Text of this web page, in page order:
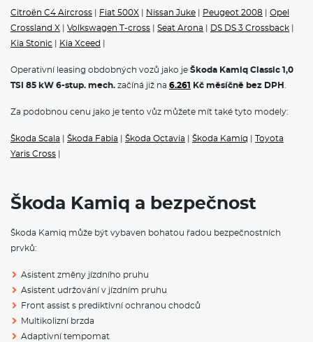
Povinné ručení
Havarijní pojištění se spoluúčastí 10%
ŠKODA KAMIQ - ČESKÝ CROSSOVER
Škoda Kamiqto je první crossover ŠKODA.Škoda Kamiq je
c
hytrá kombinace SUV a praktického městského vozu. Nyní k
Rozměry
Šířka 1793mm
Rozvor
Objem kufru
Hmotnost 1214- 1825 Kg
Citroën C4 Aircross Fiat 500X Nissan Juke Peugeot 2008
Opel
Crossland X
Volkswagen T-cross Seat Arona DS DS 3 Crossback
Kia Stonic
Kia Xceed
Operativní leasing obdobných vozů jako je Škoda Kamiq Classic 1,0
TSI 85 kW 6-stup. mech. začíná již na 6.261 Kč měsíčně bez DPH
Za podobnou cenu jako je tento vůz můžete mít také tyto modely:
Škoda Scala Škoda Fabia Škoda Octavia Škoda Kamiq
Toyota
Yaris Cross
Škoda Kamiq a bezpečnost
Škoda Kamiq může být vybaven bohatou řadou bezpečnostních
prvků:
Asistent změny jízdního pruhu
Asistent udržování v jízdním pruhu
Front assist s prediktivní ochranou chodců
Multikolizní brzda
Adaptivní tempomat